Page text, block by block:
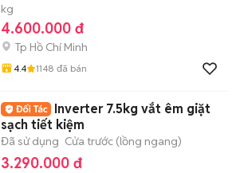
kg
4.600.000 đ
Tp Hồ Chí Minh
4.4 1148 đã bán
Inverter 7.5kg vắt êm giặt
sạch tiết kiệm
Đã sử dụng Cửa trước (lồng ngang)
3.290.000 đ